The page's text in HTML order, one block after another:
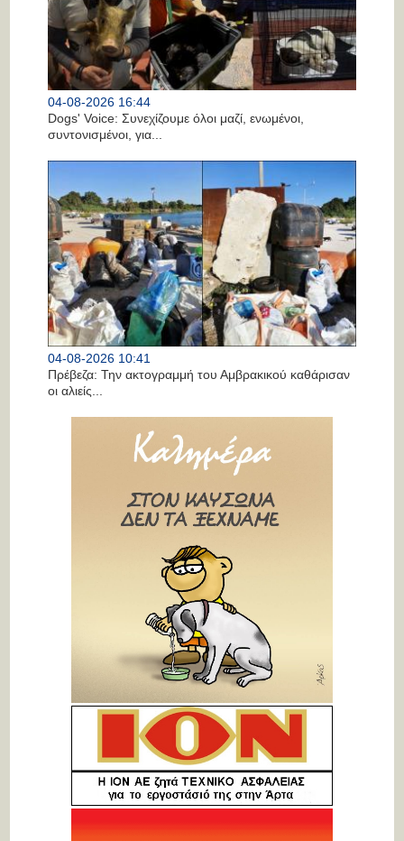
04-08-2026 16:44
Dogs' Voice: Συνεχίζουμε όλοι μαζί, ενωμένοι,
συντονισμένοι, για...
04-08-2026 10:41
Πρέβεζα: Την ακτογραμμή του Αμβρακικού καθάρισαν
οι αλιείς...